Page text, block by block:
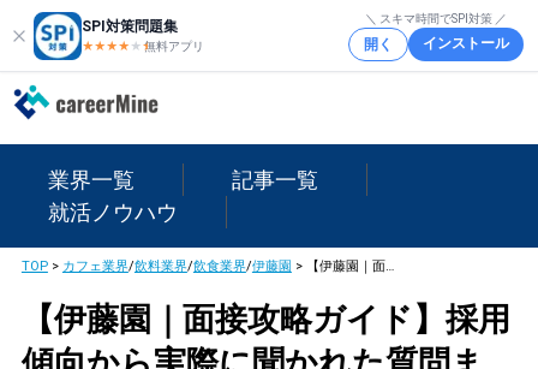
SPI対策問題集
★★★★ ★★
無料アプリ
＼ スキマ時間でSPI対策 ／
開く インストール
業界一覧
記事一覧
就活ノウハウ
TOP> カフェ業界/飲料業界/飲食業界/伊藤園 > 【伊藤園｜面接攻略ガイド】採用傾向から実際に聞かれた質問まで徹底解説！
【伊藤園｜面接攻略ガイド】採用